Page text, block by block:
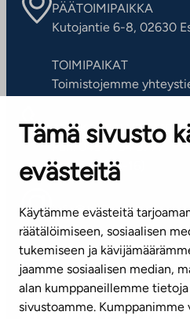
Tämä sivusto
evästeitä
Käytämme evästeitä
räätälöimiseen, sosiaalisen
tukemiseen ja
jaamme sosiaalisen median,
alan kumppaneillemme
sivustoamme. Kumppanimme
PÄÄTOIMIPAIKKA
Kutojantie 6-8, 02630
TOIMIPAIKAT
Toimistojemme
Puh. 045 7734 3777
(arkisin klo 8-16)
info@ta.fi
Tilaa uutiskirje